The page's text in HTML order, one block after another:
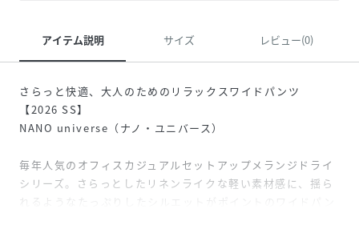
アイテム説明 サイズ レビュー(0)
さらっと快適、大人のためのリラックスワイドパンツ
【2026 SS】
NANO universe（ナノ・ユニバース）
毎年人気のオフィスカジュアルセットアップメランジドライ
シリーズ。さらっとしたリネンライクな軽い素材感に、揺ら
れるようなたっぷりしたシルエットがポイントのワイドパン